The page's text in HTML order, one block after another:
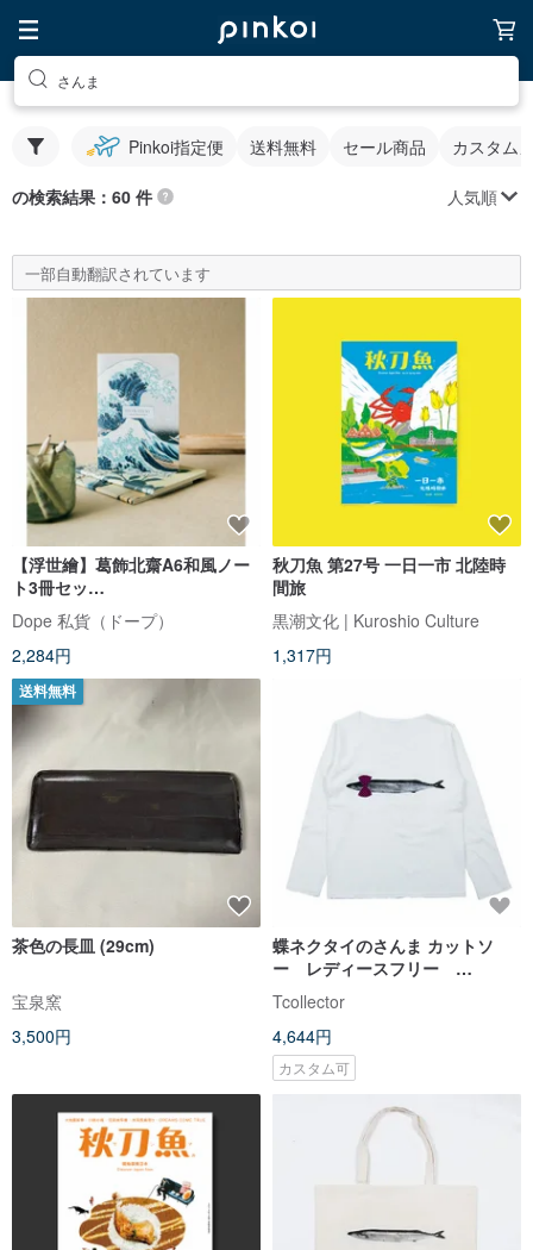
さんま
Pinkoi指定便 送料無料 セール商品 カスタム
の検索結果：60 件 人気順
一部自動翻訳されています
【浮世繪】葛飾北齋A6和風ノー
ト3冊セッ
ト/KOKONOTE/HOKUSAI
Dope 私貨（ドープ）
2,284円
秋刀魚 第27号 一日一市 北陸時
間旅
黒潮文化 | Kuroshio Culture
1,317円
送料無料
茶色の長皿 (29cm)
宝泉窯
3,500円
蝶ネクタイのさんま カットソ
ー レディースフリー
Tcollector
Tcollector
4,644円
カスタム可